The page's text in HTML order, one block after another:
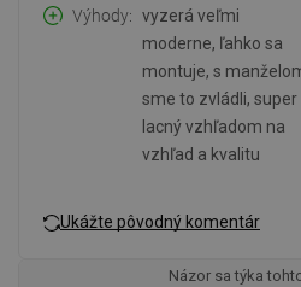
Výhody
vyzerá veľmi
moderne, ľahko sa
montuje, s
sme to zvládli, super
lacný vzhľadom na
vzhľad a kvalitu
Ukážte pôvodný komentár
Názor sa týka